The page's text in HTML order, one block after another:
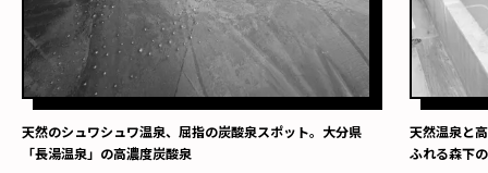
天然のシュワシュワ温泉、屈指の炭酸泉スポット。大分県
「長湯温泉」の高濃度炭酸泉
天然温泉と
ふれる森下